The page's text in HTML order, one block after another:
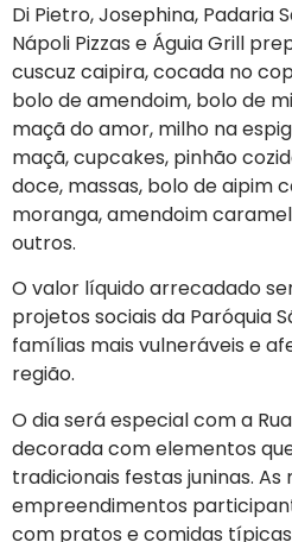
Di Pietro, Josephina, Padaria
Nápoli Pizzas e Águia Grill
cuscuz caipira, cocada no
bolo de amendoim, bolo de
maçã do amor, milho na
maçã, cupcakes, pinhão
doce, massas, bolo de aipim
moranga, amendoim
outros.
O valor líquido arrecadado
projetos sociais da Paróquia
famílias mais vulneráveis e
região.
O dia será especial com a
decorada com elementos
tradicionais festas juninas. As
empreendimentos
com pratos e comidas